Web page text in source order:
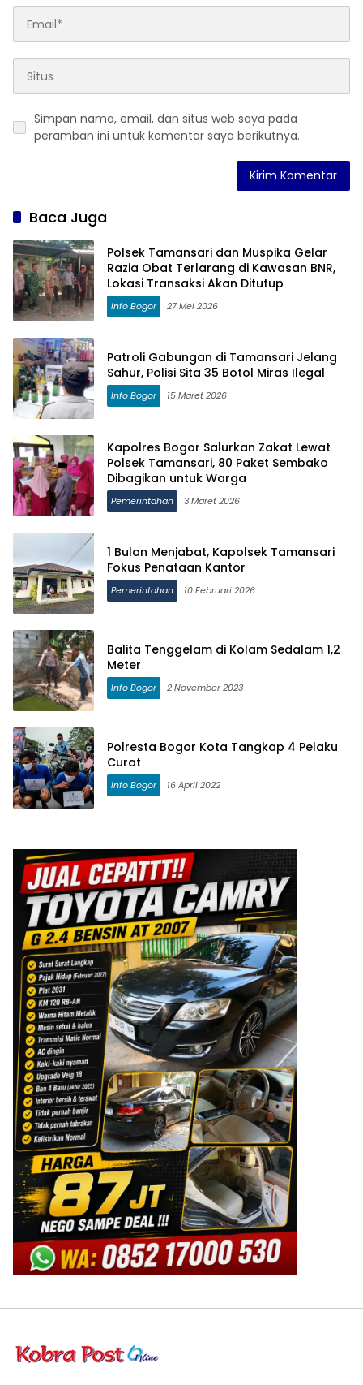
Simpan nama, email, dan situs web saya pada
peramban ini untuk komentar saya berikutnya.
Baca Juga
Polsek Tamansari dan Muspika Gelar
Razia Obat Terlarang di Kawasan BNR,
Lokasi Transaksi Akan Ditutup
Info Bogor 27 Mei 2026
Patroli Gabungan di Tamansari Jelang
Sahur, Polisi Sita 35 Botol Miras Ilegal
Info Bogor 15 Maret 2026
Kapolres Bogor Salurkan Zakat Lewat
Polsek Tamansari, 80 Paket Sembako
Dibagikan untuk Warga
Pemerintahan 3 Maret 2026
1 Bulan Menjabat, Kapolsek Tamansari
Fokus Penataan Kantor
Pemerintahan 10 Februari 2026
Balita Tenggelam di Kolam Sedalam 1,2
Meter
Info Bogor 2 November 2023
Polresta Bogor Kota Tangkap 4 Pelaku
Curat
Info Bogor 16 April 2022